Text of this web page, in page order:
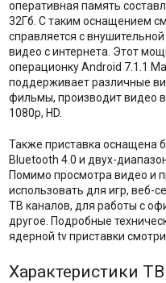
оперативная память
32Гб. С таким оснащением
справляется с
видео с интернета. Этот
операционку Android 7.1.1
поддерживает различные
фильмы, производит видео в
1080p, HD.
Также приставка оснащена
Bluetooth 4.0 и двух-
Помимо просмотра видео и
использовать для игр, веб-
ТВ каналов, для работы с
другое. Подробные
ядерной tv приставки
Характеристики